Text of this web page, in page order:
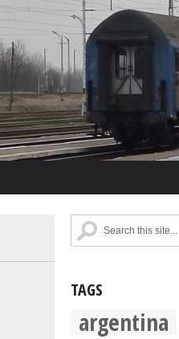
TAGS
argentina